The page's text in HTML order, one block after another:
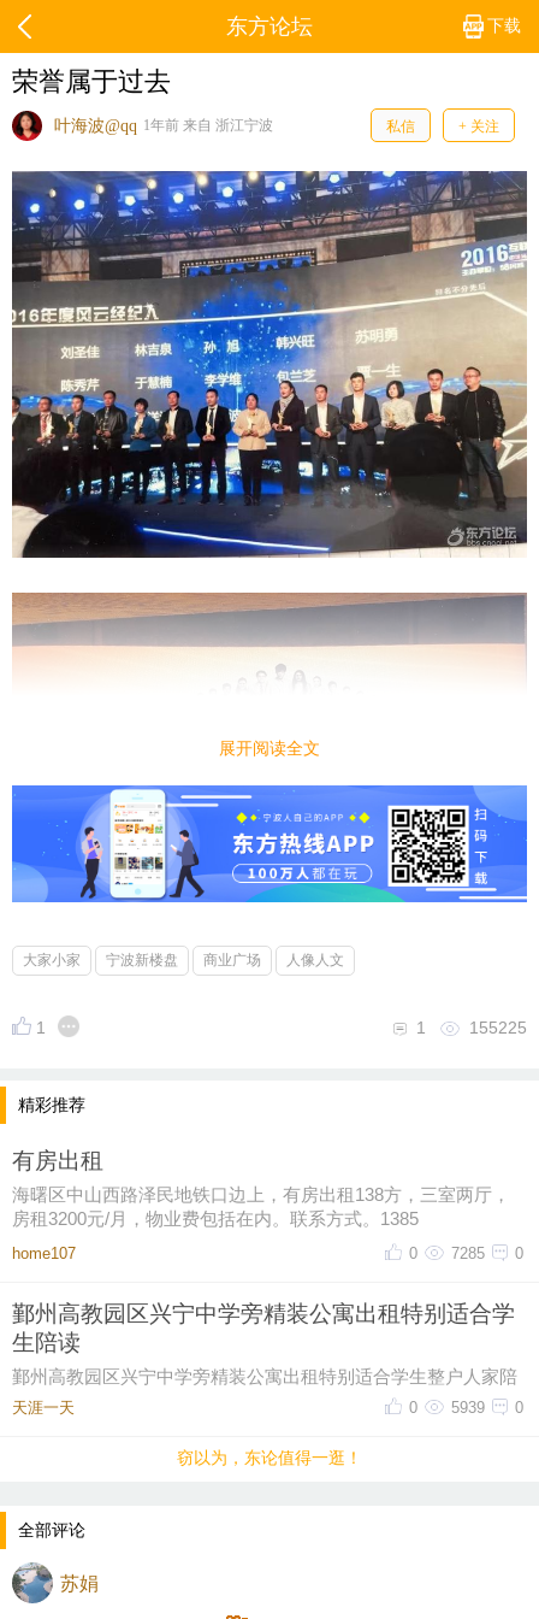
下载
东方论坛
荣誉属于过去
叶海波@qq 1年前 来自 浙江宁波 私信 + 关注
展开阅读全文
大家小家 宁波新楼盘 商业广场 人像人文
1 155225
1
精彩推荐
有房出租
海曙区中山西路泽民地铁口边上，有房出租138方，三室两厅，
房租3200元/月，物业费包括在内。联系方式。1385
home107 0
7285
0
鄞州高教园区兴宁中学旁精装公寓出租特别适合学
生陪读
鄞州高教园区兴宁中学旁精装公寓出租特别适合学生整户人家陪
读，联系电话13857487615
天涯一天 0
5939
0
窃以为，东论值得一逛！
全部评论
苏娟